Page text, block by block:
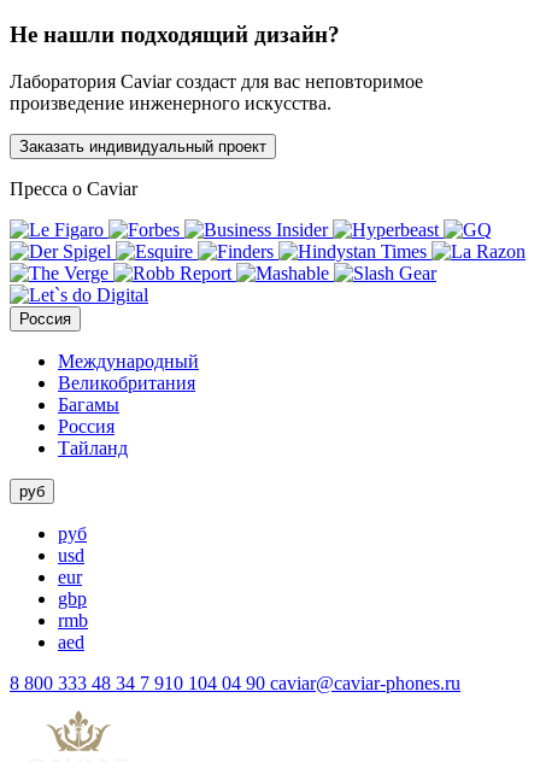
Не нашли подходящий дизайн?
Лаборатория Caviar создаст для вас неповторимое
произведение инженерного искусства.
Заказать индивидуальный проект
Пресса о Caviar
Россия
Международный
Великобритания
Багамы
Россия
Тайланд
руб
руб
usd
eur
gbp
rmb
aed
8 800 333 48 34 7 910 104 04 90 caviar@caviar-phones.ru